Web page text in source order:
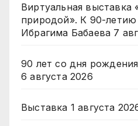
Виртуальная выставка
природой». К 90-
Ибрагима Бабаева 7
90 лет со дня
6 августа 2026
Выставка 1 августа